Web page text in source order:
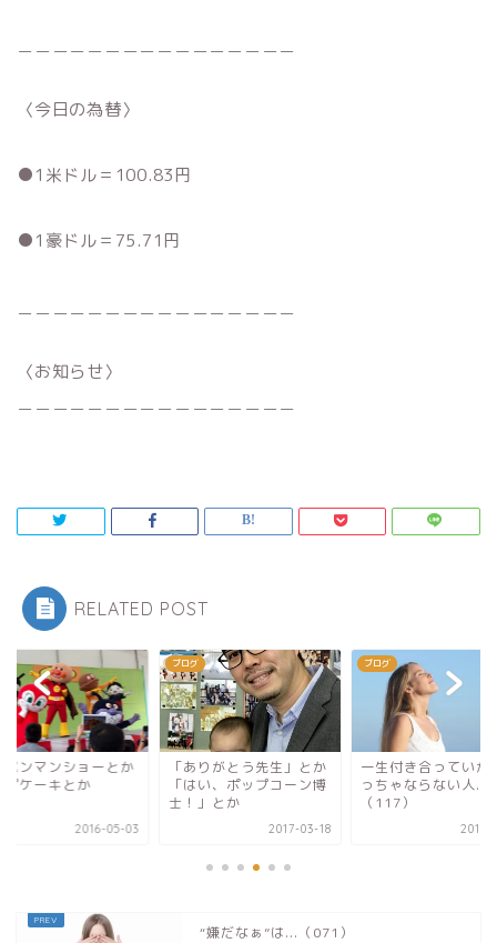
〈今日の為替〉
●1米ドル＝100.83円
●1豪ドル＝75.71円
〈お知らせ〉
RELATED POST
パンマンショーとか
プケーキとか
2016-05-03
ブログ
「ありがとう先生」とか
「はい、ポップコーン博
士！」とか
2017-03-18
ブログ
一生付き合っていか
っちゃならない人...
（117）
2016-
“嫌だなぁ”は...（071）